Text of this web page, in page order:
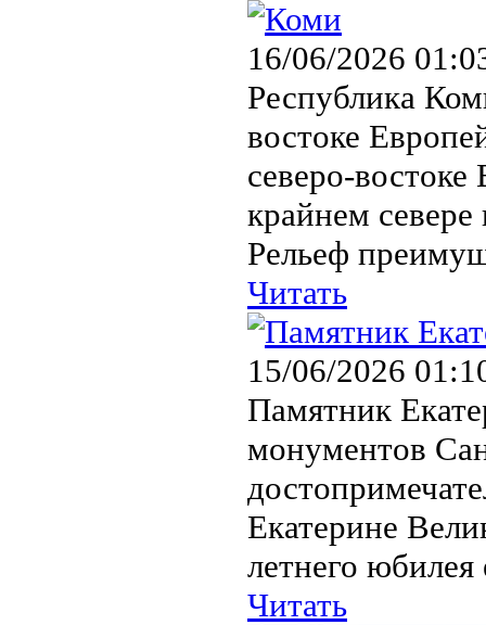
16/06/2026
Республика
востоке
северо-
крайнем
Рельеф
Читать
15/06/2026
Памятник
монументов
Екатерине
летнего
Читать